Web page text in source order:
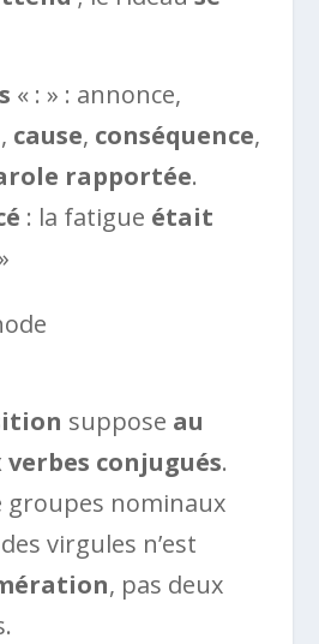
« : » : annonce,
, cause, conséquence,
rapportée.
: la fatigue était
suppose au
conjugués.
groupes nominaux
virgules n’est
, pas deux